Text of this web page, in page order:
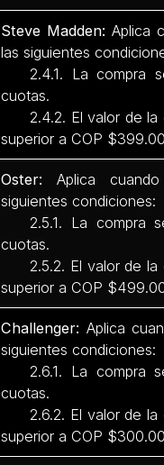
Steve Madden: Aplica
las siguientes
2.4.1. La compra
cuotas.
2.4.2. El valor de la
superior a COP
Oster: Aplica
siguientes condiciones:
2.5.1. La compra
cuotas.
2.5.2. El valor de la
superior a COP
Challenger: Aplica
siguientes condiciones:
2.6.1. La compra
cuotas.
2.6.2. El valor de la
superior a COP